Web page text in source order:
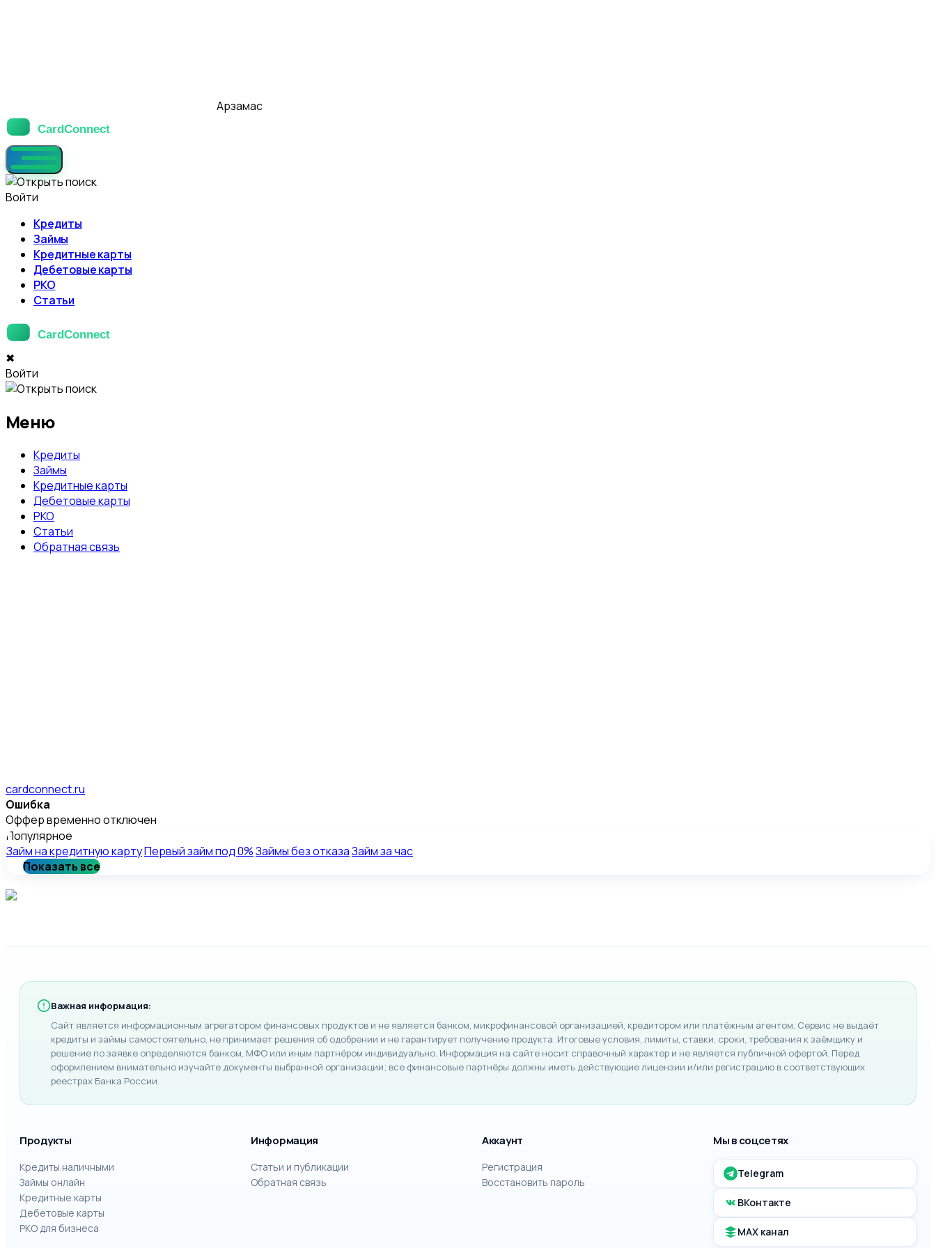
Арзамас
Войти
Кредиты
Займы
Кредитные карты
Дебетовые карты
РКО
Статьи
✖
Войти
Меню
Кредиты
Займы
Кредитные карты
Дебетовые карты
РКО
Статьи
Обратная связь
cardconnect.ru
Ошибка
Оффер временно отключен
Популярное
Займ на кредитную картуПервый займ под 0%Займы без отказаЗайм за час
Показать все
Важная информация:
Сайт является информационным агрегатором финансовых продуктов и не является банком, микрофинансовой организацией, кредитором или платёжным агентом. Сервис не выдаёт
кредиты и займы самостоятельно, не принимает решения об одобрении и не гарантирует получение продукта. Итоговые условия, лимиты, ставки, сроки, требования к заёмщику и
решение по заявке определяются банком, МФО или иным партнёром индивидуально. Информация на сайте носит справочный характер и не является публичной офертой. Перед
оформлением внимательно изучайте документы выбранной организации; все финансовые партнёры должны иметь действующие лицензии и/или регистрацию в соответствующих
реестрах Банка России.
Продукты
Кредиты наличными
Займы онлайн
Кредитные карты
Дебетовые карты
РКО для бизнеса
Информация
Статьи и публикации
Обратная связь
Аккаунт
Регистрация
Восстановить пароль
Мы в соцсетях
Telegram
ВКонтакте
MAX канал